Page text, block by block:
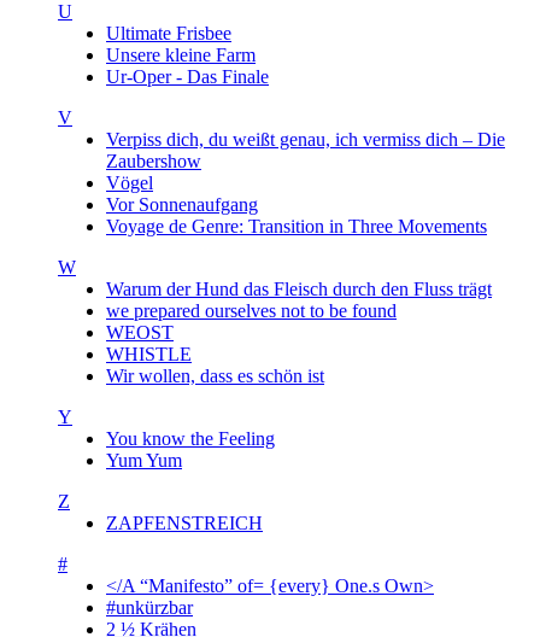
U
Ultimate Frisbee
Unsere kleine Farm
Ur-Oper - Das Finale
V
Verpiss dich, du weißt genau, ich vermiss dich – Die
Zaubershow
Vögel
Vor Sonnenaufgang
Voyage de Genre: Transition in Three Movements
W
Warum der Hund das Fleisch durch den Fluss trägt
we prepared ourselves not to be found
WEOST
WHISTLE
Wir wollen, dass es schön ist
Y
You know the Feeling
Yum Yum
Z
ZAPFENSTREICH
#
</A “Manifesto” of= {every} One.s Own>
#unkürzbar
2 ½ Krähen